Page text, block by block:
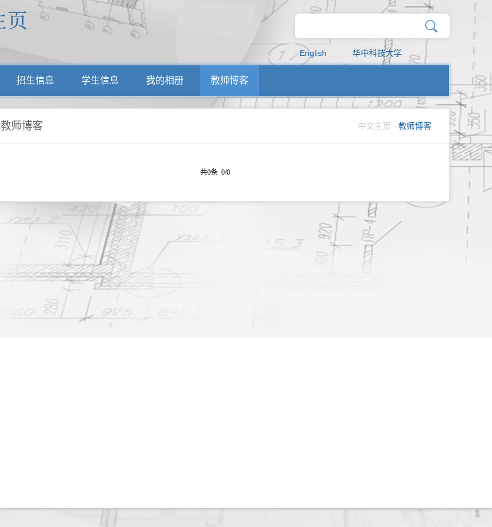
English 华中科技大学
招生信息 学生信息 我的相册 教师博客
教师博客 中文主页 - 教师博客
共0条 0/0